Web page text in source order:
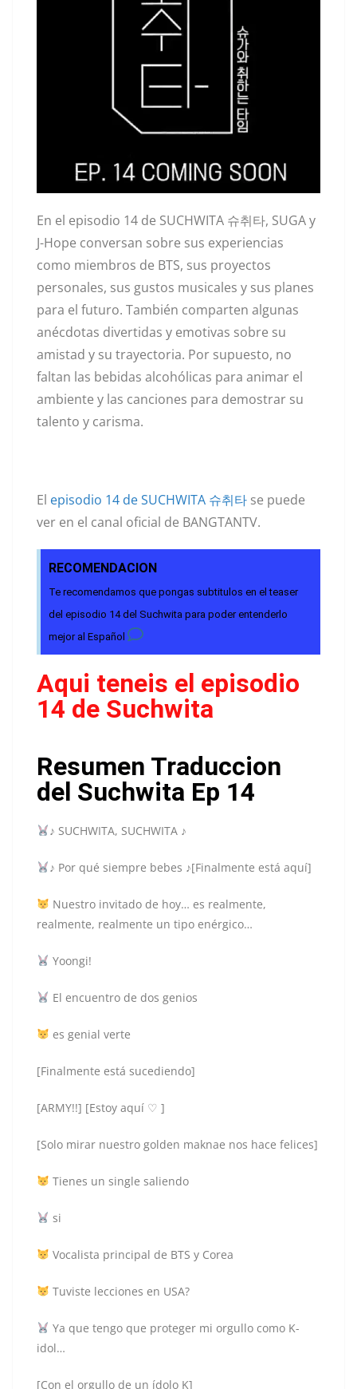
En el episodio 14 de SUCHWITA 슈취타, SUGA y
J-Hope conversan sobre sus experiencias
como miembros de BTS, sus proyectos
personales, sus gustos musicales y sus planes
para el futuro. También comparten algunas
anécdotas divertidas y emotivas sobre su
amistad y su trayectoria. Por supuesto, no
faltan las bebidas alcohólicas para animar el
ambiente y las canciones para demostrar su
talento y carisma.
El episodio 14 de SUCHWITA 슈취타 se puede
ver en el canal oficial de BANGTANTV.
RECOMENDACION
Te recomendamos que pongas subtitulos en el teaser
del episodio 14 del Suchwita para poder entenderlo
mejor al Español
Aqui teneis el episodio
14 de Suchwita
Resumen Traduccion
del Suchwita Ep 14
♪ SUCHWITA, SUCHWITA ♪
♪ Por qué siempre bebes ♪[Finalmente está aquí]
Nuestro invitado de hoy… es realmente,
realmente, realmente un tipo enérgico…
Yoongi!
El encuentro de dos genios
es genial verte
[Finalmente está sucediendo]
[ARMY!!] [Estoy aquí ♡ ]
[Solo mirar nuestro golden maknae nos hace felices]
Tienes un single saliendo
si
Vocalista principal de BTS y Corea
Tuviste lecciones en USA?
Ya que tengo que proteger mi orgullo como K-
idol…
[Con el orgullo de un ídolo K]